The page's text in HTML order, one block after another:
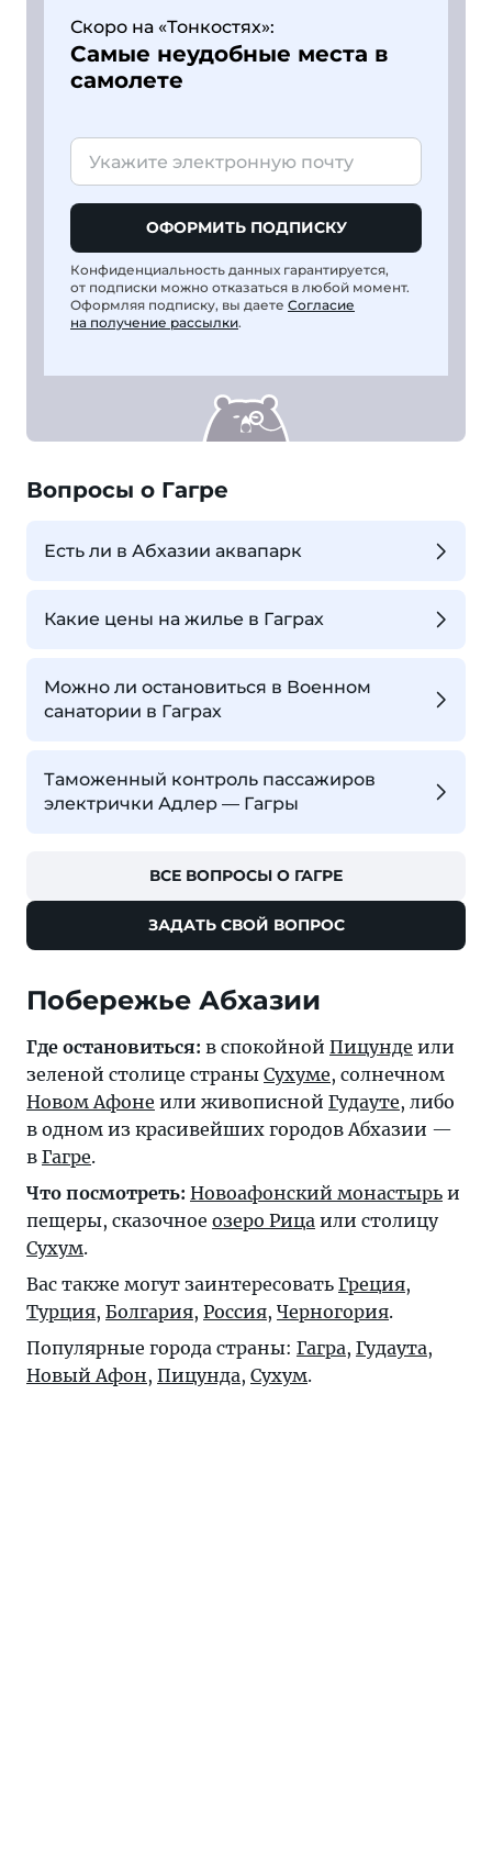
Скоро на «Тонкостях»:
Самые неудобные места в
самолете
ОФОРМИТЬ ПОДПИСКУ
Конфиденциальность данных гарантируется,
от подписки можно отказаться в любой момент.
Оформляя подписку, вы даете Согласие
на получение рассылки.
Вопросы о Гагре
Есть ли в Абхазии аквапарк
Какие цены на жилье в Гаграх
Можно ли остановиться в Военном
санатории в Гаграх
Таможенный контроль пассажиров
электрички Адлер — Гагры
ВСЕ ВОПРОСЫ О ГАГРЕ
ЗАДАТЬ СВОЙ ВОПРОС
Побережье Абхазии
Где остановиться: в спокойной Пицунде или
зеленой столице страны Сухуме, солнечном
Новом Афоне или живописной Гудауте, либо
в одном из красивейших городов Абхазии —
в Гагре.
Что посмотреть: Новоафонский монастырь и
пещеры, сказочное озеро Рица или столицу
Сухум.
Вас также могут заинтересовать Греция,
Турция, Болгария, Россия, Черногория.
Популярные города страны: Гагра, Гудаута,
Новый Афон, Пицунда, Сухум.